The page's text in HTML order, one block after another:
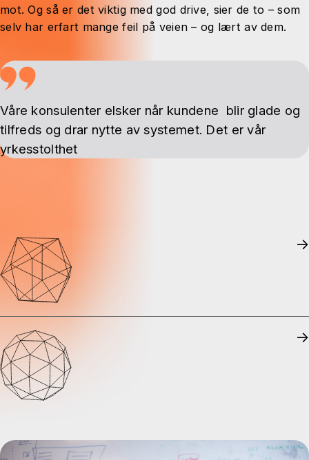
mot. Og så er det viktig med god drive, sier de to – som
selv har erfart mange feil på veien – og lært av dem.
Våre konsulenter elsker når kundene blir glade og
tilfreds og drar nytte av systemet. Det er vår
yrkesstolthet
→
→